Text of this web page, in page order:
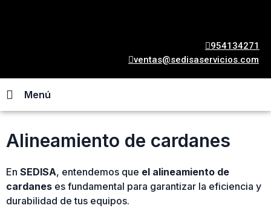
954134271
ventas@sedisaservicios.com
Menú
Alineamiento de cardanes
En SEDISA, entendemos que el alineamiento de
cardanes es fundamental para garantizar la eficiencia y
durabilidad de tus equipos.